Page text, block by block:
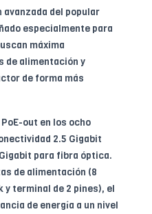
avanzada del popular
especialmente para
máxima
de alimentación y
de forma más
out en los ocho
2.5 Gigabit
para fibra óptica.
de alimentación (8
y terminal de 2 pines), el
de energía a un nivel